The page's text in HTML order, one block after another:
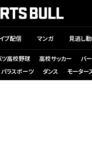
ブ配信 マンガ 見逃し
ツ高校野球 高校サッカー バ
パラスポーツ ダンス モーター